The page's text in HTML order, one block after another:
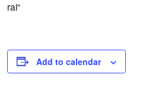
odkazy
médií
Add to calendar